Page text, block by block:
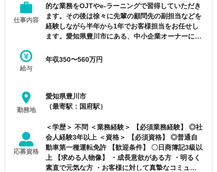
仕事内容
的な業務をOJTやe-ラーニングで習得していただき
ます。その後は徐々に先輩の顧問先の副担当などを
経験しながら半年から1年でお客様担当をお任せし
ます。愛知県豊川市にある、中小企業オーナーに特
す。
給与
年収350〜560万円
勤務地
愛知県豊川市
（最寄駅：国府駅）
応募資格
＜学歴＞ 不問 ＜業務経験＞ 【必須業務経験】 ◎社
会人経験3年以上 ＜資格＞ 【必須資格】 ◎普通自
動車第一種運転免許 【歓迎条件】 〇日商簿記3級以
上 【求める人物像】 ・成長意欲がある方 ・明るく
素直で元気な方 ・お客様に対して真摯なコミュニ